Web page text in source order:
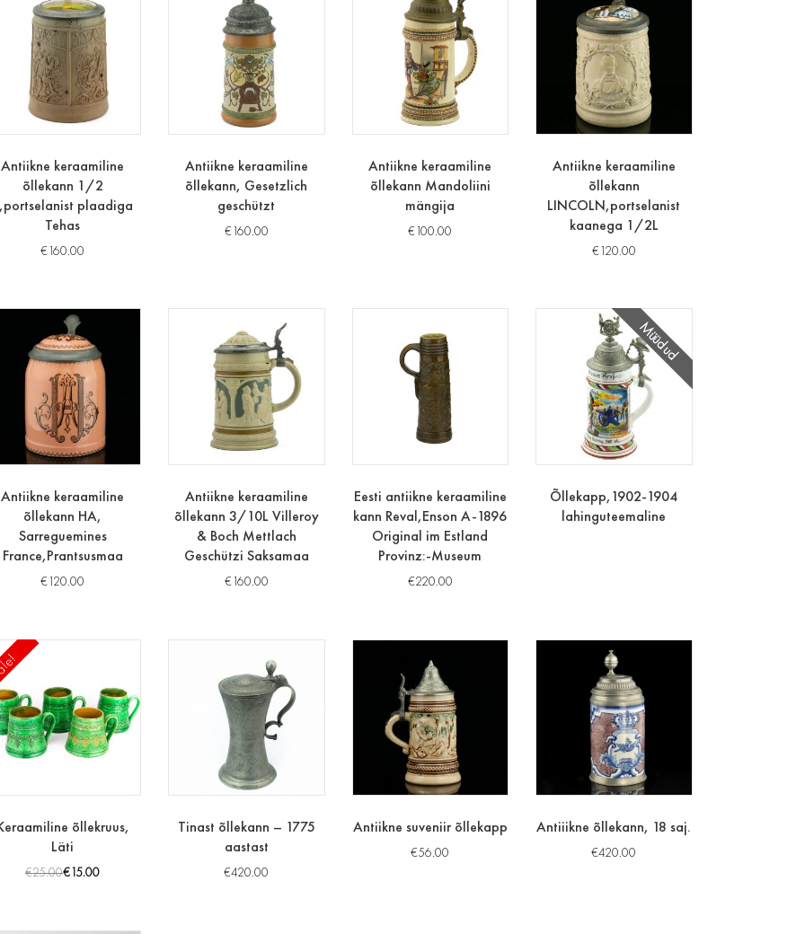
Antiikne keraamiline
õllekann 1/2
plaadiga
Tehas
€160.00
Antiikne keraamiline
õllekann, Gesetzlich
geschützt
€160.00
Antiikne keraamiline
õllekann Mandoliini
mängija
€100.00
Antiikne keraamiline
õllekann
LINCOLN,portselanist
kaanega 1/2L
€120.00
Antiikne keraamiline
õllekann HA,
Sarreguemines
France,Prantsusmaa
€120.00
Antiikne keraamiline
õllekann 3/10L Villeroy
& Boch Mettlach
Geschützi Saksamaa
€160.00
Eesti antiikne keraamiline
kann Reval,Enson A-1896
Original im Estland
Provinz:-Museum
€220.00
Õllekapp,1902-1904
lahinguteemaline
Müüdud
õllekruus,
Läti
€25.00€15.00
Tinast õllekann – 1775
aastast
€420.00
Antiikne suveniir õllekapp
€56.00
Antiiikne õllekann, 18 saj.
€420.00